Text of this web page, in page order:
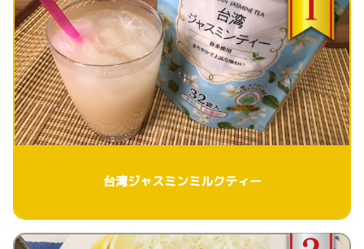
台湾ジャスミンミルクティー